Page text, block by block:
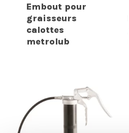
Embout pour
graisseurs
calottes
metrolub